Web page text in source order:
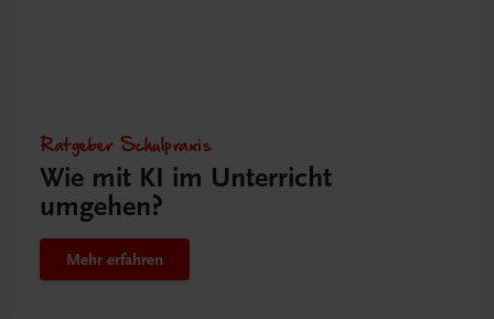
Ratgeber Schulpraxis
Wie mit KI im Unterricht
umgehen?
Mehr erfahren